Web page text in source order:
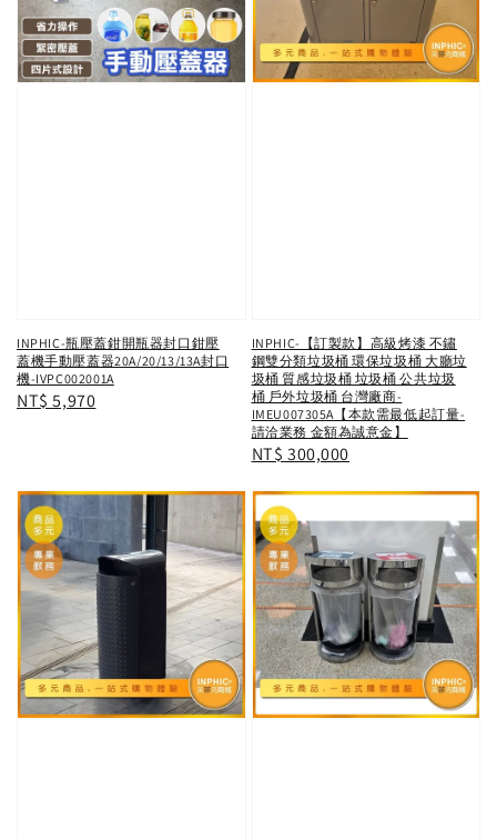
INPHIC-瓶壓蓋鉗開瓶器封口鉗壓
蓋機手動壓蓋器20A/20/13/13A封口
機-IVPC002001A
Regular
NT$ 5,970
INPHIC-【訂製款】高級烤漆 不鏽
鋼雙分類垃圾桶 環保垃圾桶 大廳垃
圾桶 質感垃圾桶 垃圾桶 公共垃圾
桶 戶外垃圾桶 台灣廠商-
IMEU007305A【本款需最低起訂量-
請洽業務 金額為誠意金】
Regular
NT$ 300,000